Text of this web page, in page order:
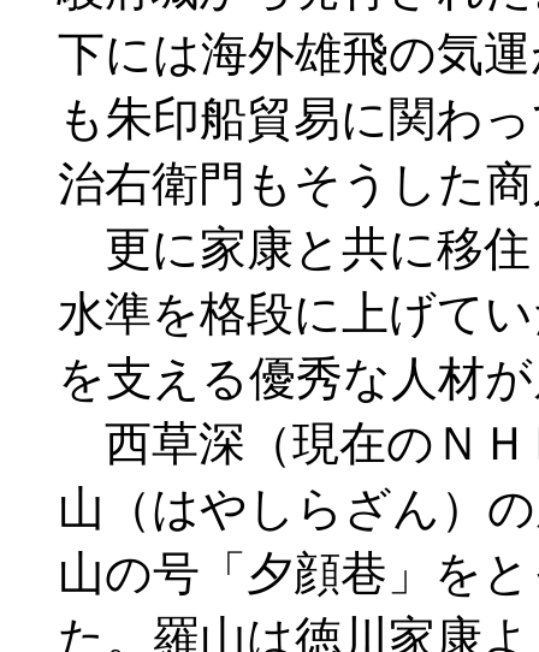
下には海外雄飛の気
も朱印船貿易に関わ
治右衛門もそうした
更に家康と共に移住
水準を格段に上げて
を支える優秀な人材
西草深（現在のＮＨ
山（はやしらざん）
山の号「夕顔巷」を
た。羅山は徳川家康